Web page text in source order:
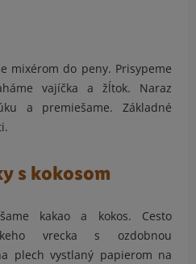
mixérom do peny. Prisypeme
vajíčka a žĺtok. Naraz
a premiešame. Základné
s kokosom
kakao a kokos. Cesto
vrecka s ozdobnou
plech vystlaný papierom na